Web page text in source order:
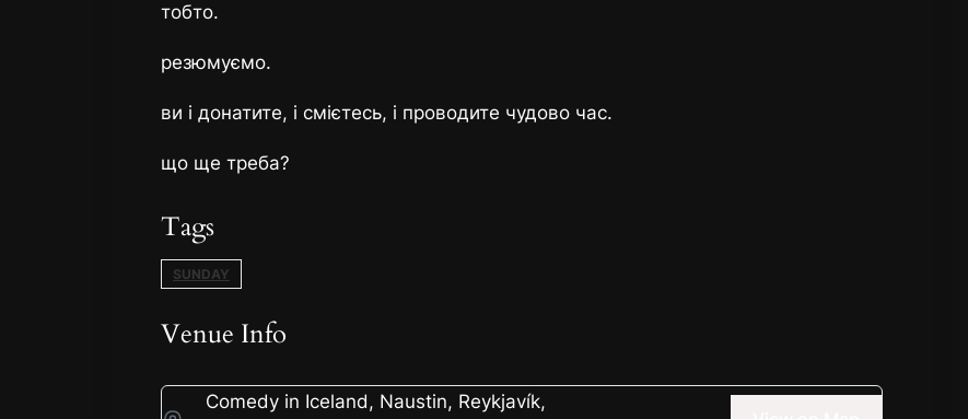
тобто.
резюмуємо.
ви і донатите, і смієтесь, і проводите чудово час.
що ще треба?
Tags
SUNDAY
Venue Info
Comedy in Iceland, Naustin, Reykjavík,